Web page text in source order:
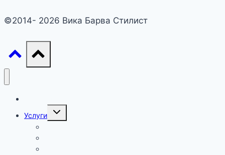
©2014- 2026 Вика Барва Стилист
Услуги
Переключить